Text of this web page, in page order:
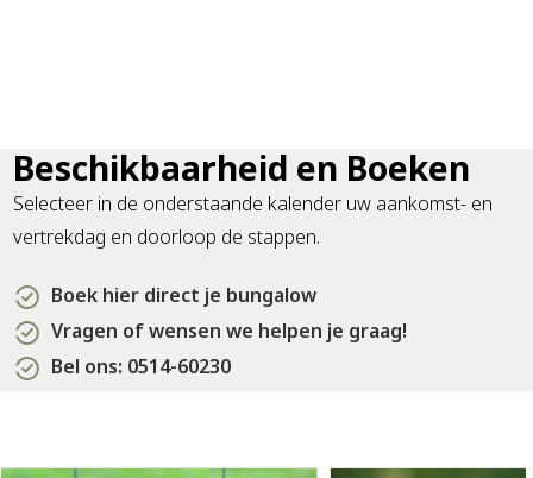
Beschikbaarheid en Boeken
Selecteer in de onderstaande kalender uw aankomst- en
vertrekdag en doorloop de stappen.
Boek hier direct je bungalow
Vragen of wensen we helpen je graag!
Bel ons: 0514-60230